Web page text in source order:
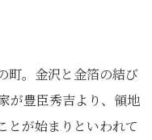
町。金沢と金箔の結び
が豊臣秀吉より、領地
とが始まりといわれて